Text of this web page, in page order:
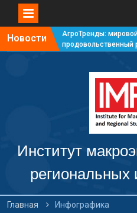
Новости
АгроТренды:
продовольственный
продовольственный
АгроТренды:
продовольственный
АгроТренды: мировой
#4
Институт
региональных
Главная Инфографика